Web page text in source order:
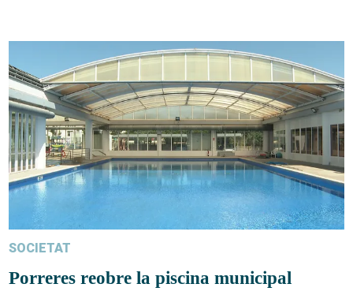
SOCIETAT
Porreres reobre la piscina municipal